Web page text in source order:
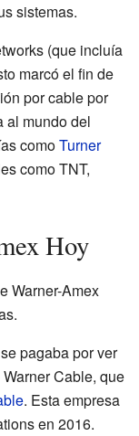
sistemas.
(que incluía
marcó el fin de
por cable por
al mundo del
comoTurner
como TNT,
Hoy
Warner-Amex
pagaba por ver
Cable, que
. Esta empresa
en 2016.